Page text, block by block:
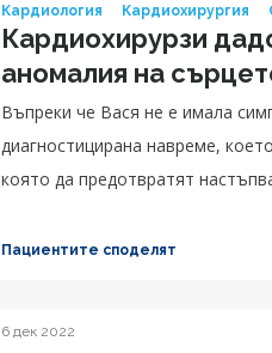
Кардиология
Кардиохирургия
Кардиохирурзи
аномалия на
Въпреки че Вася не е имала
диагностицирана навреме,
която да предотвратят
Пациентите споделят
6 дек 2022